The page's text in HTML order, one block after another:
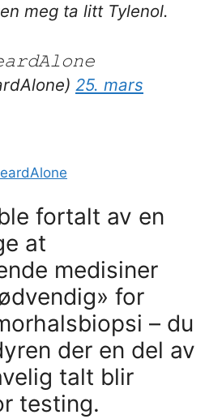
meg ta litt Tylenol.
25. mars
fortalt av en
at
medisiner
for
– du
der en del av
talt blir
testing.